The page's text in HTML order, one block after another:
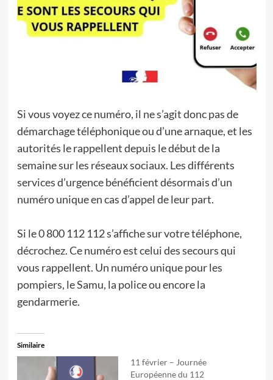
Si vous voyez ce numéro, il ne s’agit donc pas de
démarchage téléphonique ou d’une arnaque, et les
autorités le rappellent depuis le début de la
semaine sur les réseaux sociaux. Les différents
services d’urgence bénéficient désormais d’un
numéro unique en cas d’appel de leur part.
Si le 0 800 112 112 s’affiche sur votre téléphone,
décrochez. Ce numéro est celui des secours qui
vous rappellent. Un numéro unique pour les
pompiers, le Samu, la police ou encore la
gendarmerie.
Similaire
11 février – Journée
Européenne du 112